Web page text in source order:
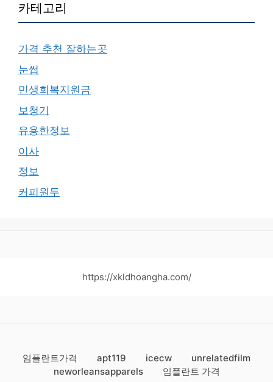
카테고리
가격 추천 잘하는곳
눈썹
민생회복지원금
보청기
유용한정보
이사
정보
커피원두
https://xkldhoangha.com/
임플란트가격 apt119 icecw
unrelatedfilm
neworleansapparels
임플란트 가격